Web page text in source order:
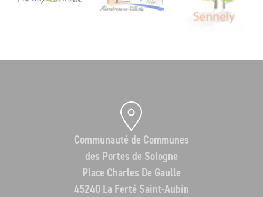
Communauté de Communes
des Portes de Sologne
Place Charles De Gaulle
45240 La Ferté Saint-Aubin